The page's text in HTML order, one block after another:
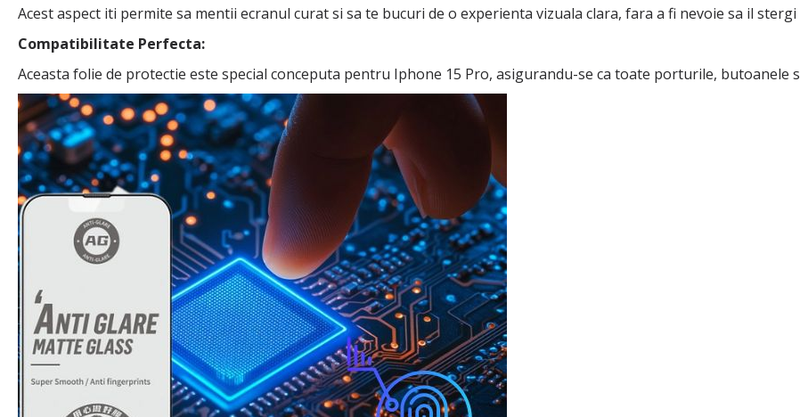
Acest aspect iti permite sa mentii ecranul curat si sa te bucuri de o experienta vizuala clara, fara a fi nevoie sa il
Compatibilitate Perfecta:
Aceasta folie de protectie este special conceputa pentru Iphone 15 Pro, asigurandu-se ca toate porturile, butoanele